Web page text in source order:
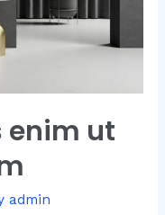
enim ut
admin